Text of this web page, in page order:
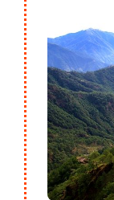
nos yeux
Note : ce
pour les
principal
dans votre
jours
bain,